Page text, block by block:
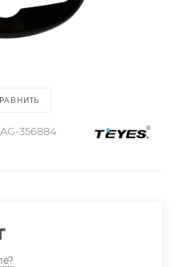
AG-356884